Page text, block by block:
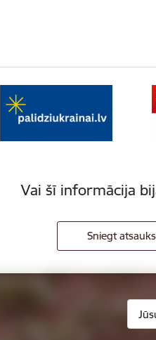
Vai šī informācija
Sniegt